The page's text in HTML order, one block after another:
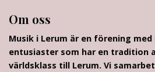
Om oss
Musik i Lerum är en förening
entusiaster som har en tradition
världsklass till Lerum. Vi